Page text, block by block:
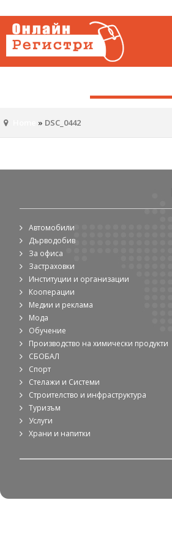
» DSC_0442
Автомобили
Дърводобив
За офиса
Застраховки
Институции и организации
Кооперации
Медии и реклама
Мода
Обучение
Производство на химически продукти
СБОБАЛ
Спорт
Стелажи и Системи
Строителство и инфраструктура
Туризъм
Услуги
Храни и напитки